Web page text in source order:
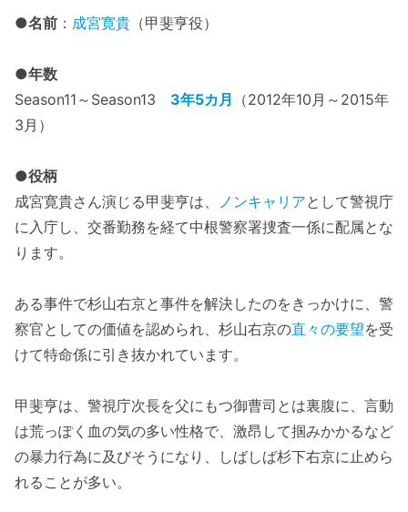
●名前 ： 成宮寛貴 （甲斐亨役）
●年数
Season11～Season13 3年5カ月
（2012年10月～2015年
3月）
●役柄
成宮寛貴さん演じる甲斐亨は、
ノンキャリアとして警視庁
に入庁し、交番勤務を経て中根警察署捜査一係に配属とな
ります。
ある事件で杉山右京と事件を解決したのをきっかけに、警
察官としての価値を認められ、杉山右京の直々の要望を受
けて特命係に引き抜かれています。
甲斐亨は、警視庁次長を父にもつ御曹司とは裏腹に、言動
は荒っぽく血の気の多い性格で、激昂して掴みかかるなど
の暴力行為に及びそうになり、しばしば杉下右京に止めら
れることが多い。